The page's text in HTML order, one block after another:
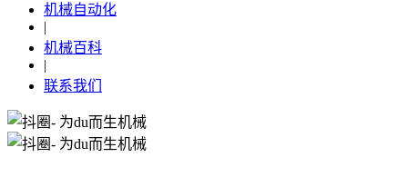
机械自动化
|
机械百科
|
联系我们